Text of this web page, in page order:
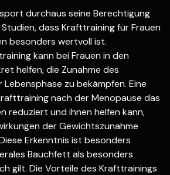
durchaus seine Berechtigung
dass Krafttraining für Frauen
besonders wertvoll ist.
kann bei Frauen in den
helfen, die Zunahme des
zu bekämpfen. Eine
nach der Menopause das
reduziert und ihnen helfen kann,
der Gewichtszunahme
Erkenntnis ist besonders
Bauchfett als besonders
gilt. Die Vorteile des Krafttrainings